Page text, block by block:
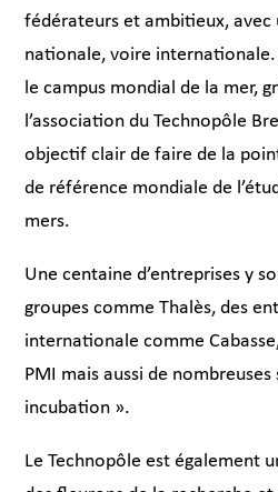
fédérateurs et ambitieux, avec
nationale, voire internationale.
le campus mondial de la mer,
l’association du Technopôle
objectif clair de faire de la
de référence mondiale de
mers.
Une centaine d’entreprises y
groupes comme Thalès, des
internationale comme
PMI mais aussi de
incubation ».
Le Technopôle est également